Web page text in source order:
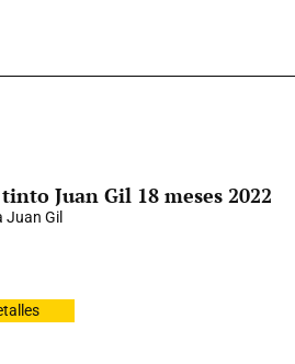
Juan Gil 18 meses 2022
Juan Gil